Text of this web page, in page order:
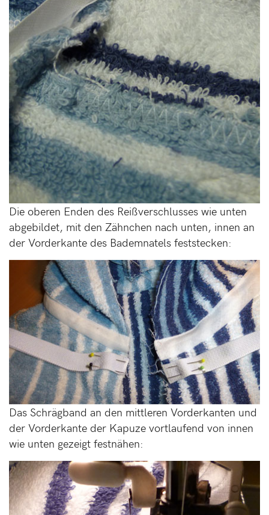
Die oberen Enden des Reißverschlusses wie unten
abgebildet, mit den Zähnchen nach unten, innen an
der Vorderkante des Bademnatels feststecken:
Das Schrägband an den mittleren Vorderkanten und
der Vorderkante der Kapuze vortlaufend von innen
wie unten gezeigt festnähen: